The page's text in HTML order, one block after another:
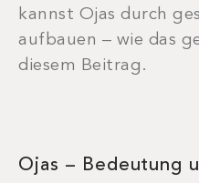
kannst Ojas durch
aufbauen – wie das
diesem Beitrag.
Ojas – Bedeutung